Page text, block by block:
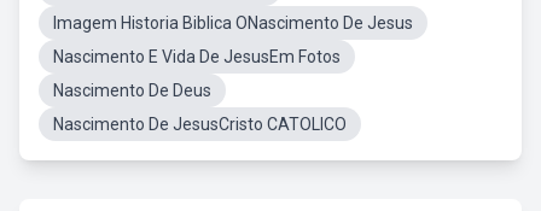
Imagem Historia Biblica ONascimento De Jesus
Nascimento E Vida De JesusEm Fotos
Nascimento De Deus
Nascimento De JesusCristo CATOLICO